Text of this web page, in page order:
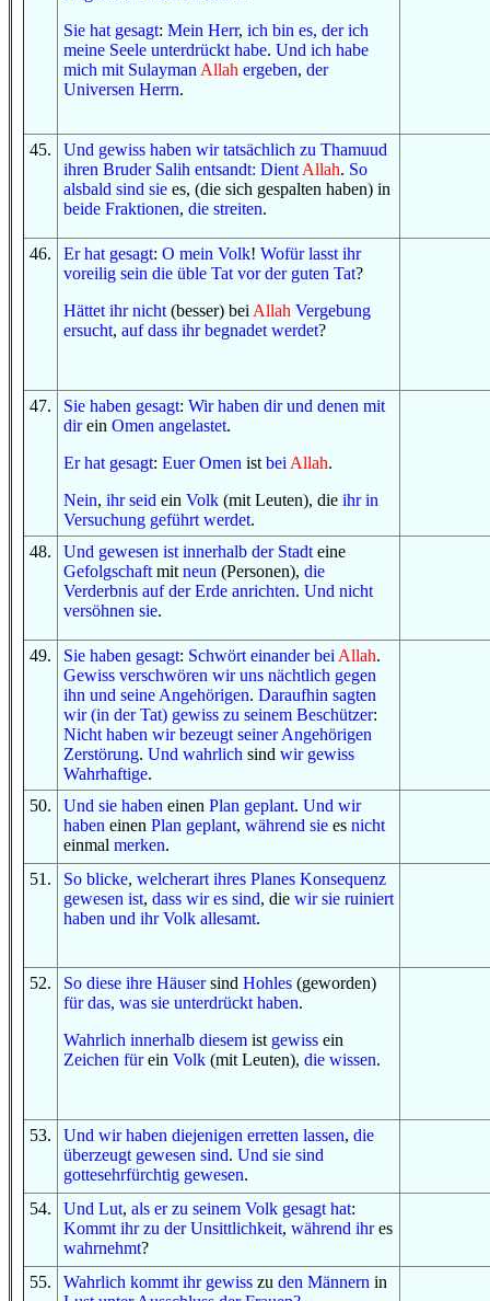
Sie hat gesagt: Mein Herr, ich bin es, der ich
meine Seele unterdrückt habe. Und ich habe
mich mit Sulayman Allah ergeben, der
Universen Herrn.
45. Und gewiss haben wir tatsächlich zu Thamuud
ihren Bruder Salih entsandt: Dient Allah. So
alsbald sind sie es, (die sich gespalten haben) in
beide Fraktionen, die streiten.
46. Er hat gesagt: O mein Volk! Wofürlasst ihr
voreilig sein die üble Tat vor der guten Tat?
Hättet ihr nicht (besser) bei Allah Vergebung
ersucht, auf dass ihr begnadet werdet?
47. Sie haben gesagt: Wir haben dirund denen mit
direin Omen angelastet.
Er hat gesagt: Euer Omen ist bei Allah.
Nein, ihr seid ein Volk (mit Leuten), die ihr in
Versuchung geführt werdet.
48. Und gewesen ist innerhalb der Stadt eine
Gefolgschaft mit neun (Personen), die
Verderbnis auf der Erde anrichten. Und nicht
versöhnen sie.
49. Sie haben gesagt: Schwört einander bei Allah.
Gewiss verschwören wir uns nächtlich gegen
ihn und seine Angehörigen. Daraufhin sagten
wir (in der Tat) gewiss zu seinem Beschützer:
Nicht haben wir bezeugt seiner Angehörigen
Zerstörung. Und wahrlich sind wir gewiss
Wahrhaftige.
50. Und sie haben einen Plan geplant. Und wir
haben einen Plan geplant, während sie es nicht
einmal merken.
51 . So blicke, welcherart ihres Planes Konsequenz
gewesen ist, dass wir es sind, die wir sie ruiniert
haben und ihr Volk allesamt.
52. So diese ihre Häusersind Hohles (geworden)
für das, was sie unterdrückt haben.
Wahrlich innerhalb diesem ist gewiss ein
Zeichen fürein Volk (mit Leuten), die wissen.
53. Und wir haben diejenigen erretten lassen, die
überzeugt gewesen sind. Und sie sind
gottesehrfürchtig gewesen.
54. Und Lut, als er zu seinem Volk gesagt hat:
Kommt ihr zu der Unsittlichkeit, während ihres
wahrnehmt?
55. Wahrlich kommt ihr gewiss zu den Männern in